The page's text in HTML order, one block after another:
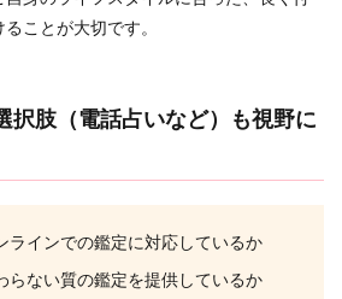
ことが大切です。
択肢（電話占いなど）も視野に
ラインでの鑑定に対応しているか
らない質の鑑定を提供しているか